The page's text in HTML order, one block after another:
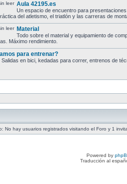
Aula 42195.es
Un espacio de encuentro para
del atletismo, el triatlón y las carreras de
Material
Todo sobre el material y equipamiento de
Máximo rendimiento.
para entrenar?
Salidas en bici, kedadas para correr, entrenos de
No hay usuarios registrados visitando el Foro y 1
Powered by
Traducción al